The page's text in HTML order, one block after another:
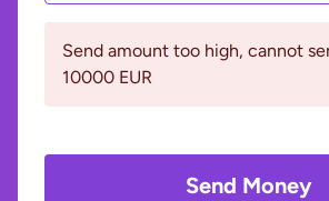
Send amount too high, cannot
10000 EUR
Send Money